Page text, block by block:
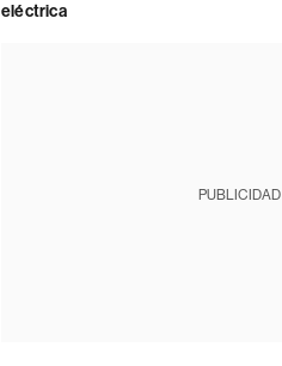
eléctrica
PUBLICIDAD